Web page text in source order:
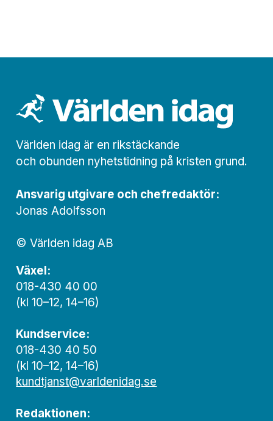
Världen idag är en rikstäckande
och obunden nyhets­­­tidning på kristen grund.
Ansvarig utgivare och chef­redaktör:
Jonas Adolfsson
© Världen idag AB
Växel:
018-430 40 00
(kl 10–12, 14–16)
Kundservice:
018-430 40 50
(kl 10–12, 14–16)
kundtjanst@varldenidag.se
Redaktionen: